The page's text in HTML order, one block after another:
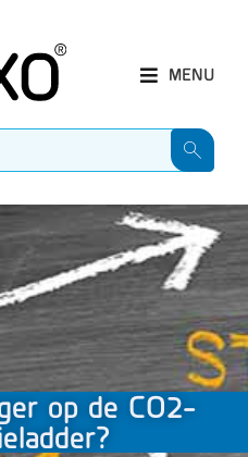
MENU
op de CO2-